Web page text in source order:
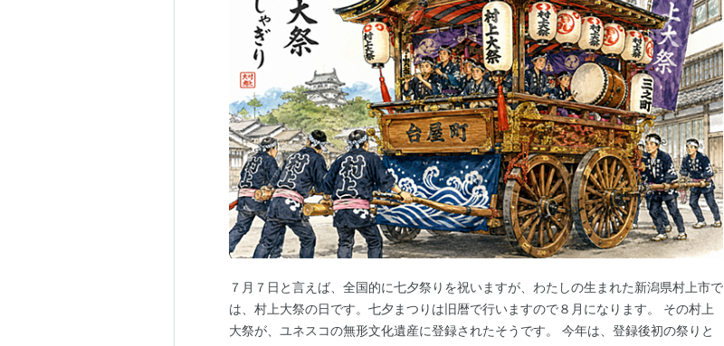
７月７日と言えば、全国的に七夕祭りを祝いますが、わたしの生まれた新潟県村上市で
は、村上大祭の日です。七夕まつりは旧暦で行いますので８月になります。 その村上
大祭が、ユネスコの無形文化遺産に登録されたそうです。 今年は、登録後初の祭りと